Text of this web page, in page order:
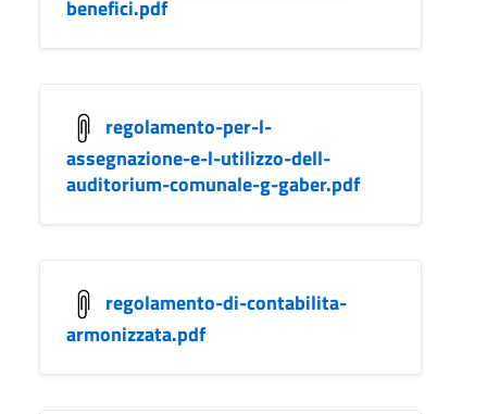
benefici.pdf
regolamento-per-l-
assegnazione-e-l-utilizzo-dell-
auditorium-comunale-g-gaber.pdf
regolamento-di-contabilita-
armonizzata.pdf